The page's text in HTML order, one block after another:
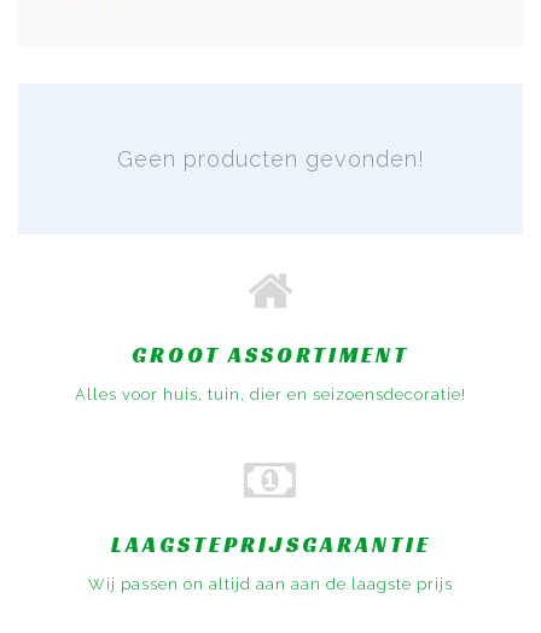
Geen producten gevonden!
GROOT ASSORTIMENT
Alles voor huis, tuin, dier en seizoensdecoratie!
LAAGSTEPRIJSGARANTIE
Wij passen on altijd aan aan de laagste prijs